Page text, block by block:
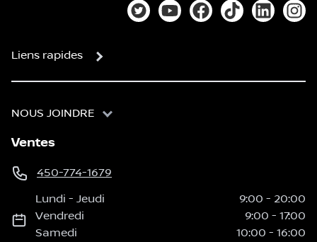
Lien vers notre compte Twitter
Lien vers notre chaîne
Lien vers notre page
Lien vers notre
Lien vers
Liens rapides
NOUS JOINDRE
Ventes
450-774-1679
Lundi -Jeudi 9:00 - 20:00
Vendredi
9:00 - 17:00
Samedi
10:00 - 16:00